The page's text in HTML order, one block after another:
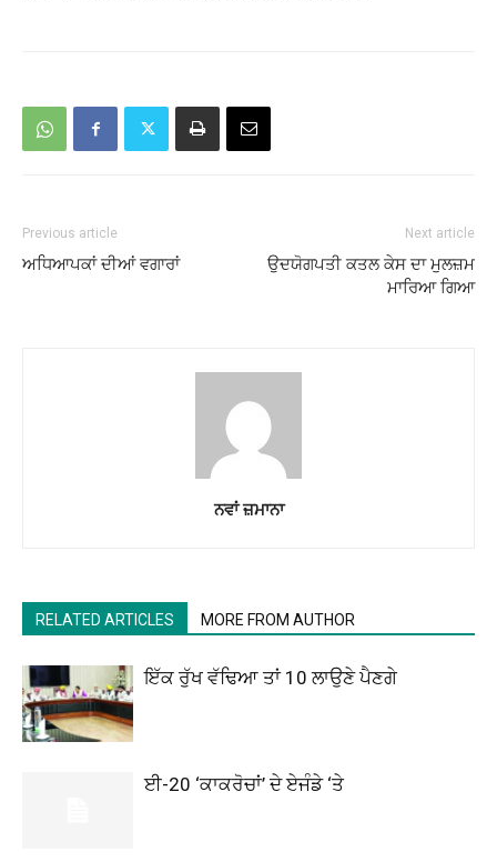
Previous article
ਅਧਿਆਪਕਾਂ ਦੀਆਂ ਵਗਾਰਾਂ
Next article
ਉਦਯੋਗਪਤੀ ਕਤਲ ਕੇਸ ਦਾ ਮੁਲਜ਼ਮ
ਮਾਰਿਆ ਗਿਆ
ਨਵਾਂ ਜ਼ਮਾਨਾ
RELATED ARTICLES MORE FROM AUTHOR
ਇੱਕ ਰੁੱਖ ਵੱਢਿਆ ਤਾਂ 10 ਲਾਉਣੇ ਪੈਣਗੇ
ਈ-20 ‘ਕਾਕਰੋਚਾਂ’ ਦੇ ਏਜੰਡੇ ‘ਤੇ